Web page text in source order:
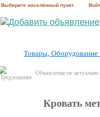
Выберите населённый пункт
Товары,
Объявление не
Кровать